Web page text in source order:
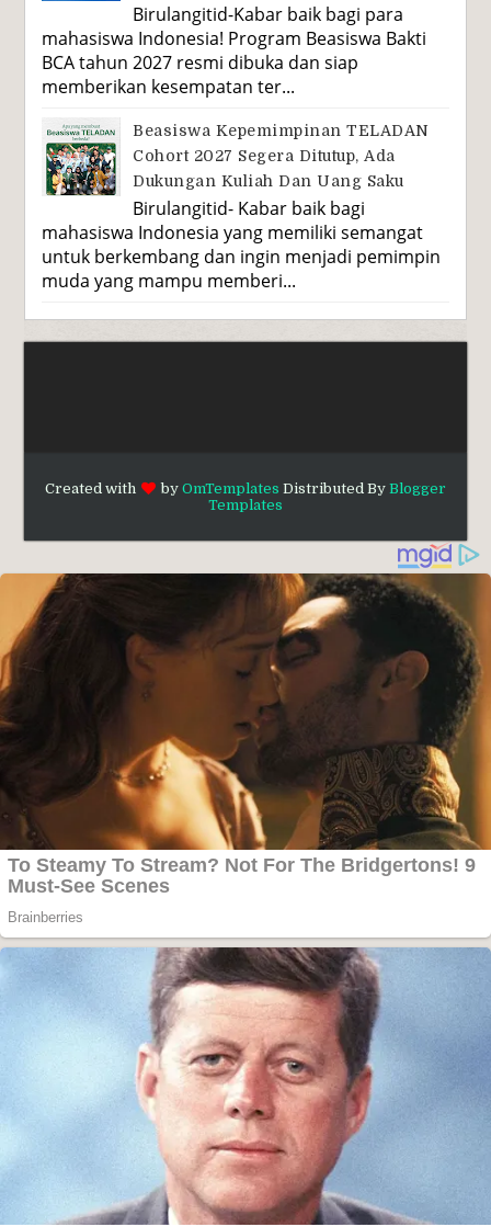
Birulangitid-Kabar baik bagi para
mahasiswa Indonesia! Program Beasiswa Bakti
BCA tahun 2027 resmi dibuka dan siap
memberikan kesempatan ter...
Beasiswa Kepemimpinan TELADAN
Cohort 2027 Segera Ditutup, Ada
Dukungan Kuliah Dan Uang Saku
Birulangitid- Kabar baik bagi
mahasiswa Indonesia yang memiliki semangat
untuk berkembang dan ingin menjadi pemimpin
muda yang mampu memberi...
Created with by OmTemplates Distributed By Blogger
Templates